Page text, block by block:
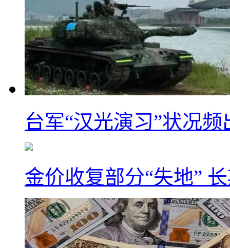
台军“汉光演习”状况
金价收复部分“失地”